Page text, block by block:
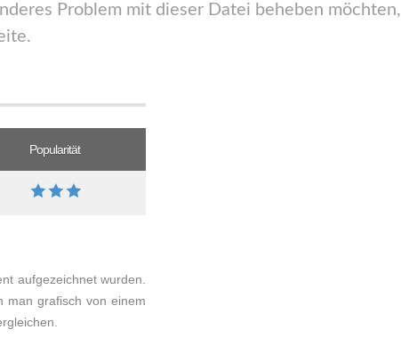
Problem mit dieser Datei beheben möchten,
Popularität
aufgezeichnet wurden.
man grafisch von einem